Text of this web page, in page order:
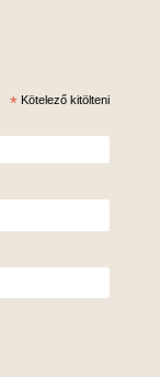
* Kötelező kitölteni